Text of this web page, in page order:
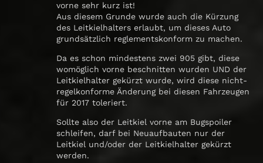
vorne sehr kurz ist!
Aus diesem Grunde wurde auch die Kürzung
des Leitkielhalters erlaubt, um dieses Auto
grundsätzlich reglementskonform zu machen.
Da es schon mindestens zwei 905 gibt, diese
womöglich vorne beschnitten wurden UND der
Leitkielhalter gekürzt wurde, wird diese nicht-
regelkonforme Änderung bei diesen Fahrzeugen
für 2017 toleriert.
Sollte also der Leitkiel vorne am Bugspoiler
schleifen, darf bei Neuaufbauten nur der
Leitkiel und/oder der Leitkielhalter gekürzt
werden.